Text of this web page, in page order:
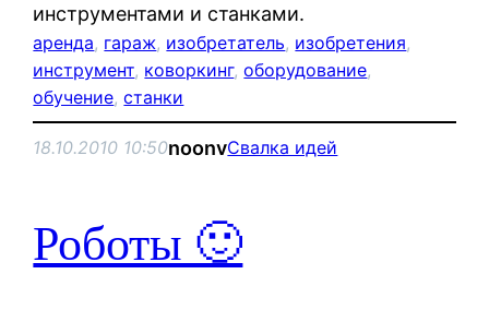
инструментами и станками.
аренда, гараж, изобретатель, изобретения
инструмент, коворкинг, оборудование
обучение, станки
18.10.2010 10:50noonvСвалка идей
Роботы 🙂